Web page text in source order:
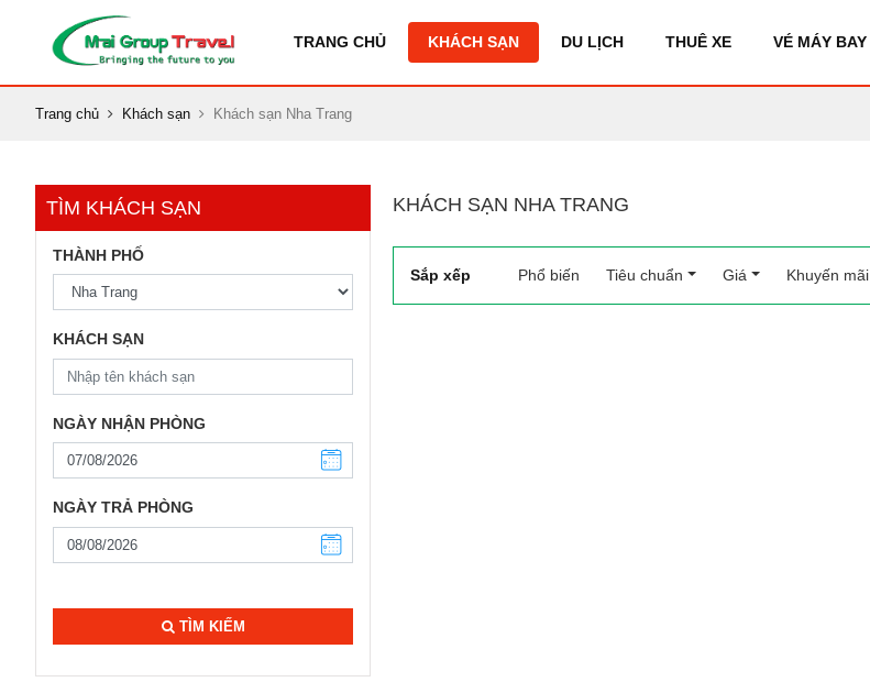
TRANG CHỦ KHÁCH SẠN DU LỊCH THUÊ XE VÉ MÁY BAY
Trang chủ Khách sạn Khách sạn Nha Trang
KHÁCH SẠN NHA TRANG
Sắp xếp Phổ biến (current)
Tiêu chuẩn Giá Khuyến mãi
TÌM KHÁCH SẠN
THÀNH PHỐ
KHÁCH SẠN
NGÀY NHẬN PHÒNG
NGÀY TRẢ PHÒNG
TÌM KIẾM